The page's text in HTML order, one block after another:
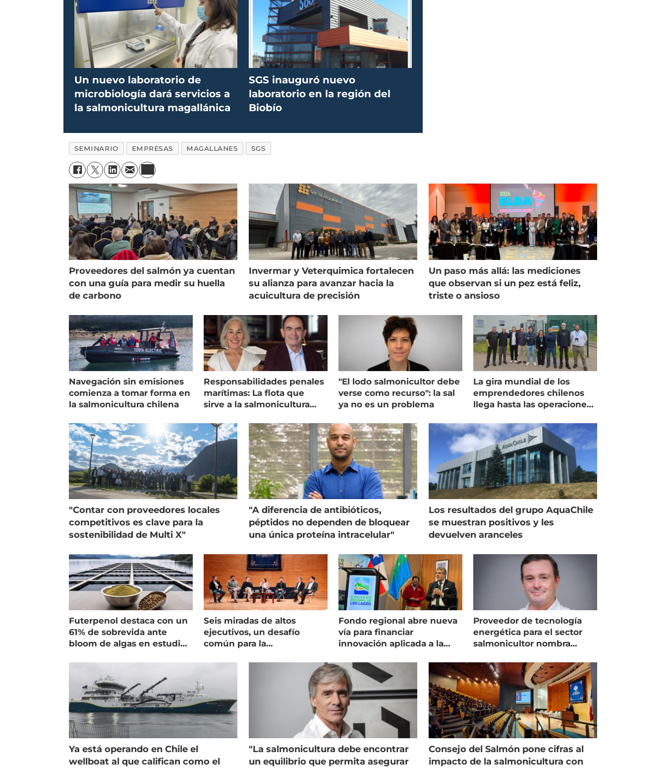
Un nuevo laboratorio de
microbiología dará servicios a
la salmonicultura magallánica
SGS inauguró nuevo
laboratorio en la región del
Biobío
SEMINARIO EMPRESAS MAGALLANES SGS
Proveedores del salmón ya cuentan
con una guía para medir su huella
de carbono
Invermar y Veterquimica fortalecen
su alianza para avanzar hacia la
acuicultura de precisión
Un paso más allá: las mediciones
que observan si un pez está feliz,
triste o ansioso
Navegación sin emisiones
comienza a tomar forma en
la salmonicultura chilena
Responsabilidades penales
marítimas: La flota que
sirve a la salmonicultura
"El lodo salmonicultor debe
verse como recurso": la sal
ya no es un problema
La gira mundial de los
emprendedores chilenos
llega hasta las operaciones
"Contar con proveedores locales
competitivos es clave para la
sostenibilidad de Multi X"
"A diferencia de antibióticos,
péptidos no dependen de bloquear
una única proteína intracelular"
Los resultados del grupo AquaChile
se muestran positivos y les
devuelven aranceles
Futerpenol destaca con un
61% de sobrevida ante
bloom de algas en estudio
Seis miradas de altos
ejecutivos, un desafío
común para la
Fondo regional abre nueva
vía para financiar
innovación aplicada a la
Proveedor de tecnología
energética para el sector
salmonicultor nombra
Ya está operando en Chile el
wellboat al que califican como el
"La salmonicultura debe encontrar
un equilibrio que permita asegurar
Consejo del Salmón pone cifras al
impacto de la salmonicultura con